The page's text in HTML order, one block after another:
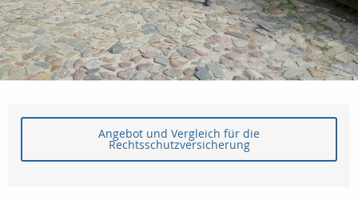
Angebot und Vergleich für die
Rechtsschutzversicherung